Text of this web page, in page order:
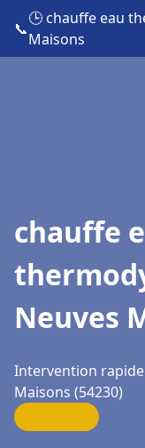
📞
🕒 chauffe eau
Maisons
chauffe
Neuves
Intervention
Maisons (54230)